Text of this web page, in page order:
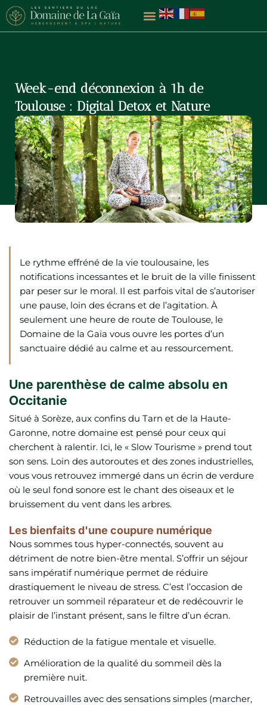
Aller
au
contenu
Week-end déconnexion à 1h de
Toulouse : Digital Detox et Nature
Le rythme effréné de la vie toulousaine, les
notifications incessantes et le bruit de la ville finissent
par peser sur le moral. Il est parfois vital de s’autoriser
une pause, loin des écrans et de l’agitation. À
seulement une heure de route de Toulouse, le
Domaine de la Gaïa vous ouvre les portes d’un
sanctuaire dédié au calme et au ressourcement.
Une parenthèse de calme absolu en
Occitanie
Situé à Sorèze, aux confins du Tarn et de la Haute-
Garonne, notre domaine est pensé pour ceux qui
cherchent à ralentir. Ici, le « Slow Tourisme » prend tout
son sens. Loin des autoroutes et des zones industrielles,
vous vous retrouvez immergé dans un écrin de verdure
où le seul fond sonore est le chant des oiseaux et le
bruissement du vent dans les arbres.
Les bienfaits d'une coupure numérique
Nous sommes tous hyper-connectés, souvent au
détriment de notre bien-être mental. S’offrir un séjour
sans impératif numérique permet de réduire
drastiquement le niveau de stress. C’est l’occasion de
retrouver un sommeil réparateur et de redécouvrir le
plaisir de l’instant présent, sans le filtre d’un écran.
Réduction de la fatigue mentale et visuelle.
Amélioration de la qualité du sommeil dès la
première nuit.
Retrouvailles avec des sensations simples (marcher,